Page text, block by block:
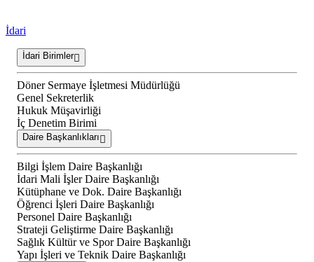
İdari
İdari Birimler
Döner Sermaye İşletmesi Müdürlüğü
Genel Sekreterlik
Hukuk Müşavirliği
İç Denetim Birimi
Daire Başkanlıkları
Bilgi İşlem Daire Başkanlığı
İdari Mali İşler Daire Başkanlığı
Kütüphane ve Dok. Daire Başkanlığı
Öğrenci İşleri Daire Başkanlığı
Personel Daire Başkanlığı
Strateji Geliştirme Daire Başkanlığı
Sağlık Kültür ve Spor Daire Başkanlığı
Yapı İşleri ve Teknik Daire Başkanlığı